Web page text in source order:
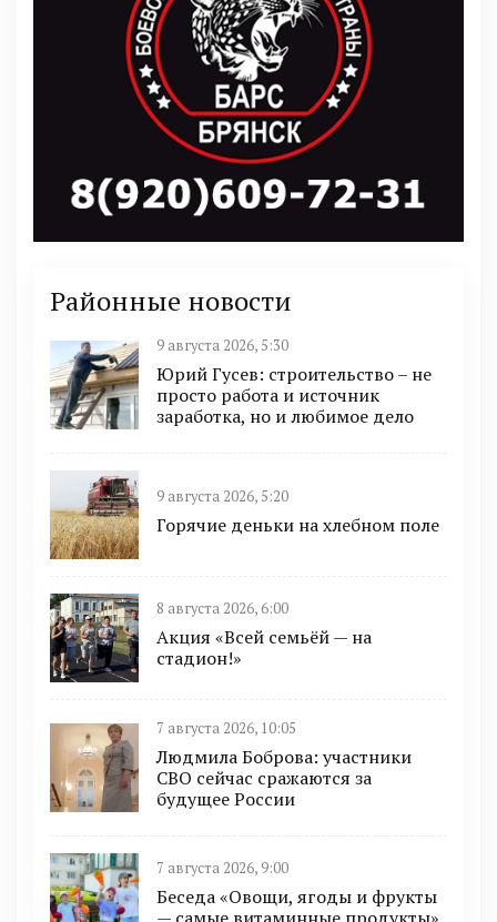
Районные новости
9 августа 2026, 5:30
Юрий Гусев: строительство – не
просто работа и источник
заработка, но и любимое дело
9 августа 2026, 5:20
Горячие деньки на хлебном поле
8 августа 2026, 6:00
Акция «Всей семьёй — на
стадион!»
7 августа 2026, 10:05
Людмила Боброва: участники
СВО сейчас сражаются за
будущее России
7 августа 2026, 9:00
Беседа «Овощи, ягоды и фрукты